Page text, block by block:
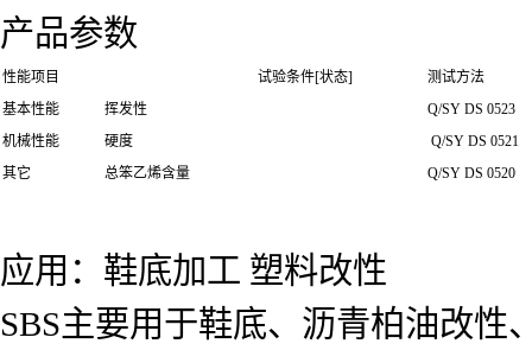
产品参数
性能项目 试验条件[状态]
测试方法
基本性能
挥发性
Q/SY DS 0523
机械性能
硬度
Q/SY DS 0521
其它
总笨乙烯含量 Q/SY DS 0520
应用：鞋底加工 塑料改性
SBS主要用于鞋底、沥青柏油改